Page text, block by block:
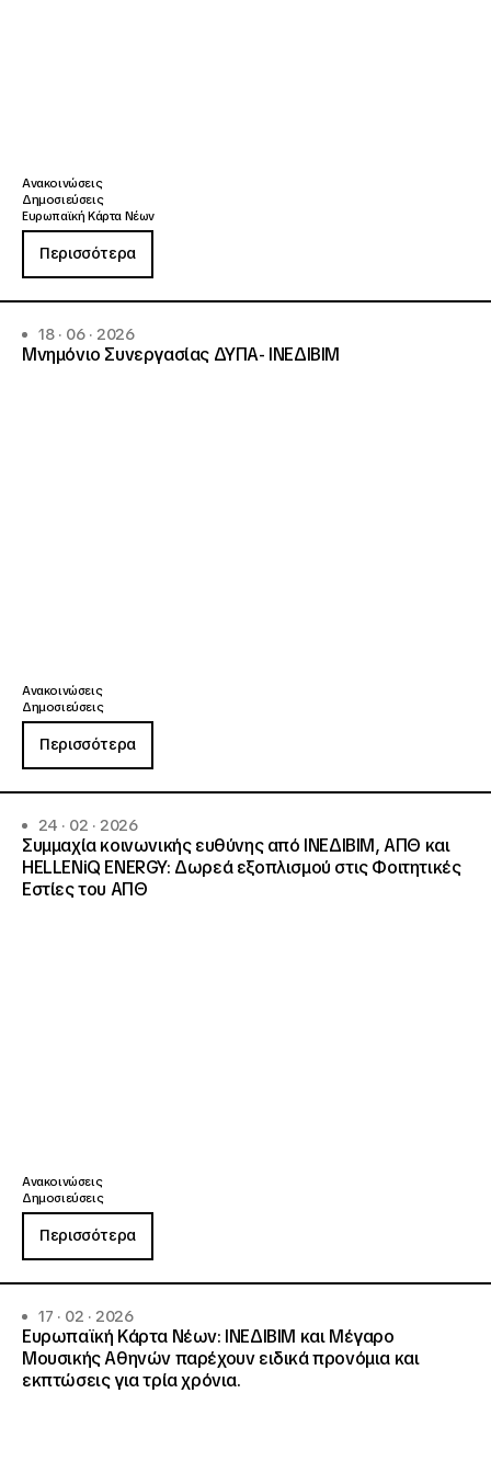
Ανακοινώσεις
Δημοσιεύσεις
Ευρωπαϊκή Κάρτα Νέων
Περισσότερα
18 · 06 · 2026
Μνημόνιο Συνεργασίας ΔΥΠΑ- ΙΝΕΔΙΒΙΜ
Ανακοινώσεις
Δημοσιεύσεις
Περισσότερα
24 · 02 · 2026
Συμμαχία κοινωνικής ευθύνης από ΙΝΕΔΙΒΙΜ, ΑΠΘ και
HELLENiQ ENERGY: Δωρεά εξοπλισμού στις Φοιτητικές
Εστίες του ΑΠΘ
Ανακοινώσεις
Δημοσιεύσεις
Περισσότερα
17 · 02 · 2026
Ευρωπαϊκή Κάρτα Νέων: ΙΝΕΔΙΒΙΜ και Μέγαρο
Μουσικής Αθηνών παρέχουν ειδικά προνόμια και
εκπτώσεις για τρία χρόνια.